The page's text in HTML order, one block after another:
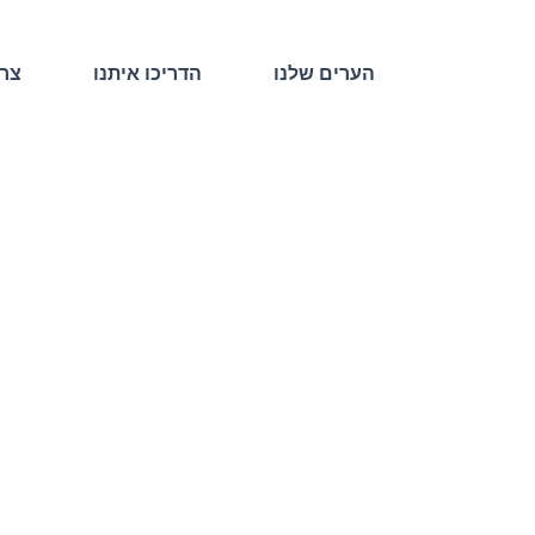
הערים שלנו הדריכו איתנו